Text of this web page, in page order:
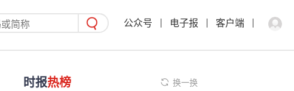
公众号 电子报 客户端
时报热榜 换一换